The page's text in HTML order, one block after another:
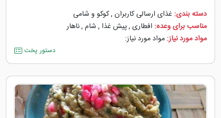
دسته بندی: غذای ارسالی کاربران ,کوکو و شامی
مناسب برای وعده: افطاری ,پیش غذا , شام ,ناهار
مواد مورد نیاز: مواد مورد نياز:
دستور پخت